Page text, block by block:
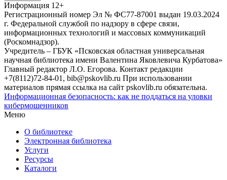
Информация 12+
Регистрационный номер Эл № ФС77-87001 выдан 19.03.2024
г. Федеральной службой по надзору в сфере связи,
информационных технологий и массовых коммуникаций
(Роскомнадзор).
Учредитель – ГБУК «Псковская областная универсальная
научная библиотека имени Валентина Яковлевича Курбатова»
Главный редактор Л.О. Егорова. Контакт редакции
+7(8112)72-84-01, bib@pskovlib.ru При использовании
материалов прямая ссылка на сайт pskovlib.ru обязательна.
Информационная безопасность: как не поддаться на уловки
кибермошенников
Меню
О библиотеке
Электронная библиотека
Услуги
Ресурсы
Каталоги